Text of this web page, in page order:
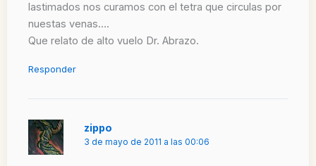
lastimados nos curamos con el tetra que circulas por
nuestas venas….
Que relato de alto vuelo Dr. Abrazo.
Responder
zippo
3 de mayo de 2011 a las 00:06